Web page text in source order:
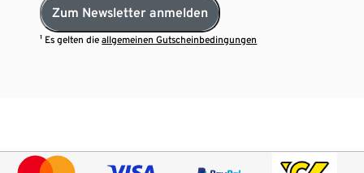
Zum Newsletter anmelden
¹ Es gelten dieallgemeinen Gutscheinbedingungen